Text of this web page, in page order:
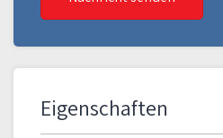
Eigenschaften